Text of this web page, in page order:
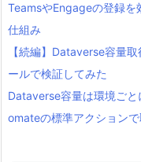
TeamsやEngageの登録を
仕組み
【続編】Dataverse容量
ールで検証してみた
Dataverse容量は環境ご
omateの標準アクション